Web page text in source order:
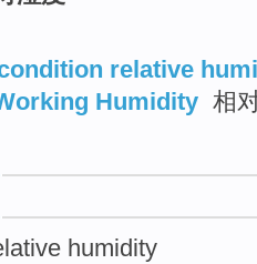
relative
Humidity 相
humidity